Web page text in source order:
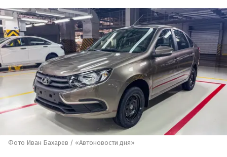
Фото Иван Бахарев / «Автоновости дня»